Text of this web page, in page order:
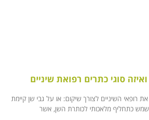
סוגי כתרים רפואת שיניים
רופאי השיניים לצורך שיקום: או על גבי שן קיימת
כתחליף מלאכותי לכותרת השן, אשר